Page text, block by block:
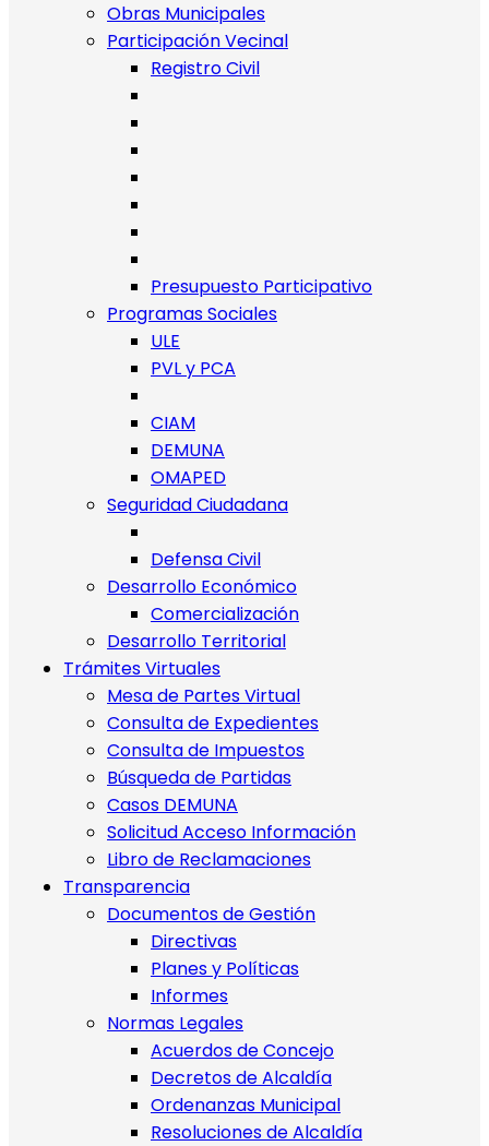
Obras Municipales
Participación Vecinal
Registro Civil
Presupuesto Participativo
Programas Sociales
ULE
PVL y PCA
CIAM
DEMUNA
OMAPED
Seguridad Ciudadana
Defensa Civil
Desarrollo Económico
Comercialización
Desarrollo Territorial
Trámites Virtuales
Mesa de Partes Virtual
Consulta de Expedientes
Consulta de Impuestos
Búsqueda de Partidas
Casos DEMUNA
Solicitud Acceso Información
Libro de Reclamaciones
Transparencia
Documentos de Gestión
Directivas
Planes y Políticas
Informes
Normas Legales
Acuerdos de Concejo
Decretos de Alcaldía
Ordenanzas Municipal
Resoluciones de Alcaldía